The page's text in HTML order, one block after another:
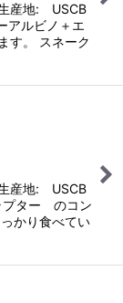
産地: USCB
アルビノ＋エ
す。 スネーク
産地: USCB
プター のコン
かり食べてい